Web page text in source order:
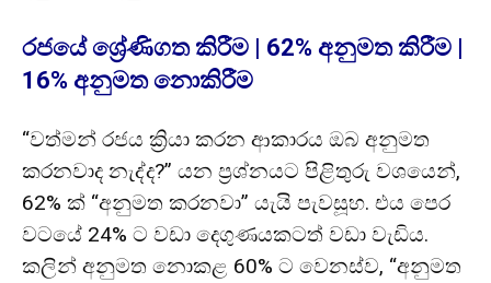
රජයේ ශ්‍රේණිගත කිරීම | 62% අනුමත කිරීම |
16% අනුමත නොකිරීම
“වත්මන් රජය ක්‍රියා කරන ආකාරය ඔබ අනුමත
කරනවාද නැද්ද?” යන ප්‍රශ්නයට පිළිතුරු වශයෙන්,
62% ක් “අනුමත කරනවා” යැයි පැවසූහ. එය පෙර
වටයේ 24% ට වඩා දෙගුණයකටත් වඩා වැඩිය.
කලින් අනුමත නොකළ 60% ට වෙනස්ව, “අනුමත